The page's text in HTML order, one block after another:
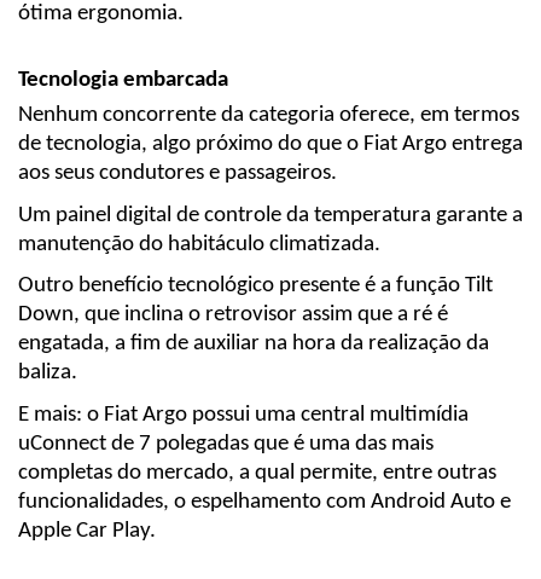
ótima ergonomia.
Tecnologia embarcada
Nenhum concorrente da categoria oferece, em termos
de tecnologia, algo próximo do que o Fiat Argo entrega
aos seus condutores e passageiros.
Um painel digital de controle da temperatura garante a
manutenção do habitáculo climatizada.
Outro benefício tecnológico presente é a função Tilt
Down, que inclina o retrovisor assim que a ré é
engatada, a fim de auxiliar na hora da realização da
baliza.
E mais: o Fiat Argo possui uma central multimídia
uConnect de 7 polegadas que é uma das mais
completas do mercado, a qual permite, entre outras
funcionalidades, o espelhamento com Android Auto e
Apple Car Play.